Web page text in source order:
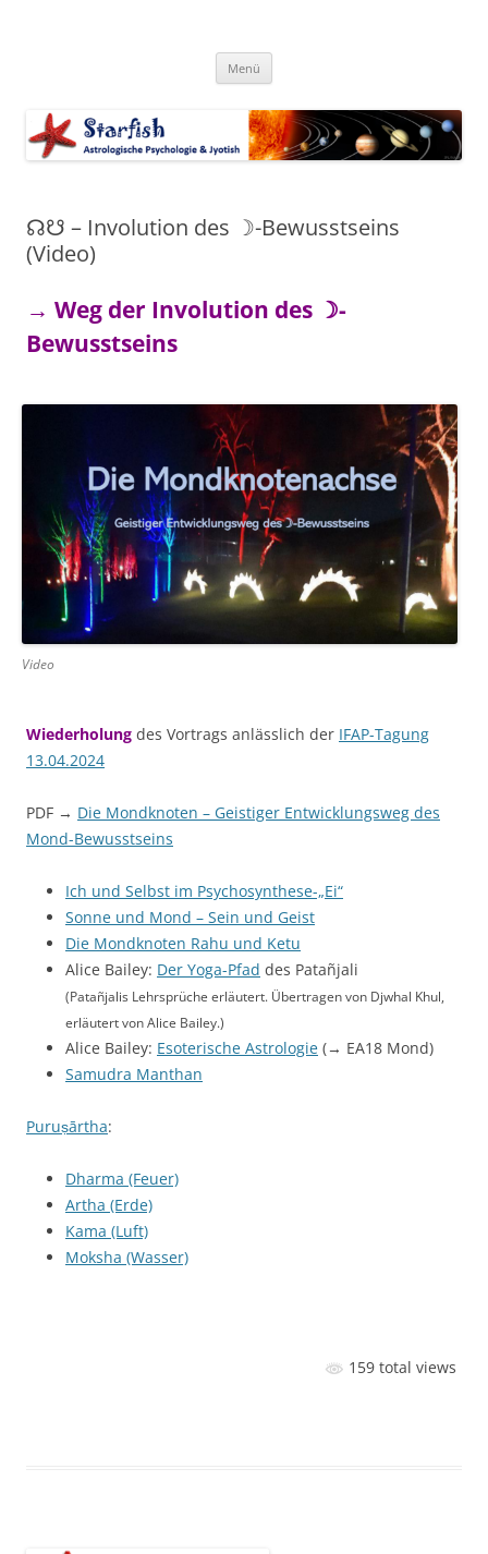
Menü
☊☋ – Involution des ☽-Bewusstseins
(Video)
→ Weg der Involution des ☽-
Bewusstseins
Video
Wiederholung des Vortrags anlässlich der IFAP-Tagung
13.04.2024
PDF → Die Mondknoten – Geistiger Entwicklungsweg des
Mond-Bewusstseins
Ich und Selbst im Psychosynthese-„Ei“
Sonne und Mond – Sein und Geist
Die Mondknoten Rahu und Ketu
Alice Bailey: Der Yoga-Pfad des Patañjali
(Patañjalis Lehrsprüche erläutert. Übertragen von Djwhal Khul,
erläutert von Alice Bailey.)
Alice Bailey: Esoterische Astrologie (→ EA18 Mond)
Samudra Manthan
Puruṣārtha:
Dharma (Feuer)
Artha (Erde)
Kama (Luft)
Moksha (Wasser)
159 total views